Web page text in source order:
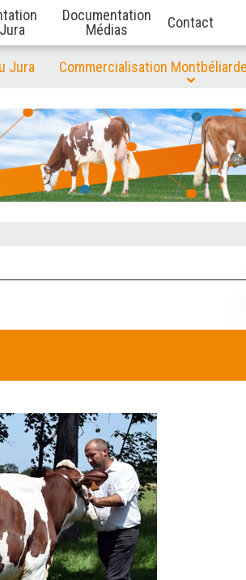
Documentation
Médias
Contact
Jura Commercialisation